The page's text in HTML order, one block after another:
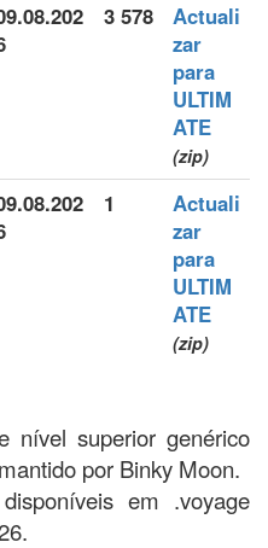
3 578
Actuali
zar
para
ULTIM
ATE
(zip)
1
Actuali
zar
para
ULTIM
ATE
(zip)
nível superior genérico
por Binky Moon.
em .voyage